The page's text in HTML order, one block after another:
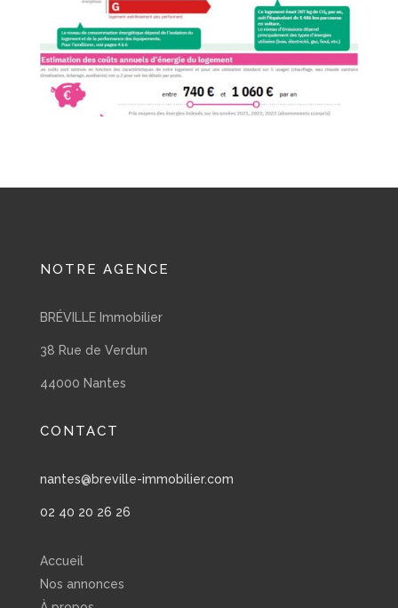
NOTRE AGENCE
BRÉVILLE Immobilier
38 Rue de Verdun
44000 Nantes
CONTACT
nantes@breville-immobilier.com
02 40 20 26 26
Accueil
Nos annonces